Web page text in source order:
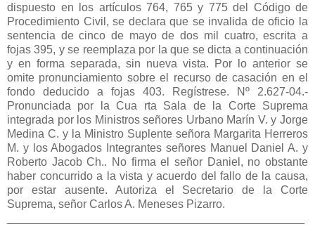
dispuesto en los artículos 764, 765 y 775 del Código de
Procedimiento Civil, se declara que se invalida de oficio la
sentencia de cinco de mayo de dos mil cuatro, escrita a
fojas 395, y se reemplaza por la que se dicta a continuación
y en forma separada, sin nueva vista. Por lo anterior se
omite pronunciamiento sobre el recurso de casación en el
fondo deducido a fojas 403. Regístrese. Nº 2.627-04.-
Pronunciada por la Cua rta Sala de la Corte Suprema
integrada por los Ministros señores Urbano Marín V. y Jorge
Medina C. y la Ministro Suplente señora Margarita Herreros
M. y los Abogados Integrantes señores Manuel Daniel A. y
Roberto Jacob Ch.. No firma el señor Daniel, no obstante
haber concurrido a la vista y acuerdo del fallo de la causa,
por estar ausente. Autoriza el Secretario de la Corte
Suprema, señor Carlos A. Meneses Pizarro.